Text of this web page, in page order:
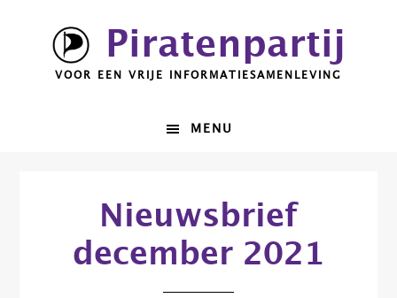
hoofdnavigatie
Piratenpartij
VOOR EEN VRIJE INFORMATIESAMENLEVING
MENU
Nieuwsbrief
december 2021